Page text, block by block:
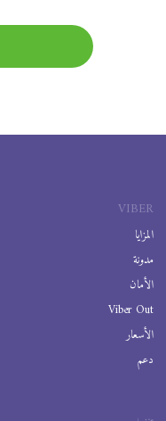
VIBER
المزايا
مدونة
الأمان
Viber Out
الأسعار
دعم